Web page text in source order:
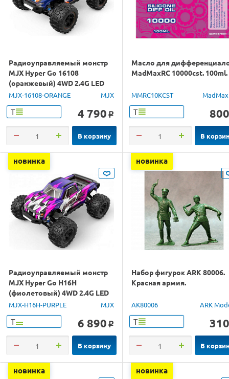
Радиоуправляемый монстр
MJX Hyper Go 16108
(оранжевый) 4WD 2.4G LED
1/16 RTR
MJX-16108-ORANGE MJX
Т 4 790 o
В корзину
Масло для
MadMaxRC 10000cst. 100ml.
MMRC10KCST
Т 800
В
новинка
Радиоуправляемый монстр
MJX Hyper Go H16H
(фиолетовый) 4WD 2.4G LED
GPS 1/16 RTR
MJX-H16H-PURPLE MJX
Т 6 890 o
В корзину
новинка
Набор фигурок ARK 80006.
Красная армия.
AK80006 ARK
Т 310
В
новинка новинка